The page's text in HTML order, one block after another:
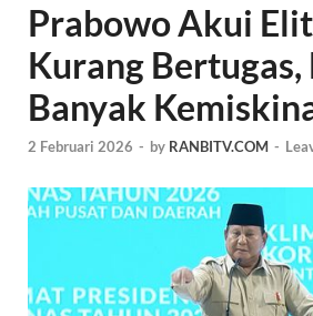
Prabowo Akui
Kurang Bertugas,
Banyak
2 Februari 2026 - by RANBITV.COM -